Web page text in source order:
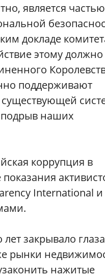
является частью
докладе
этому должно
поддерживают
наших
коррупция в
International и
закрывало
рынки
нажитые